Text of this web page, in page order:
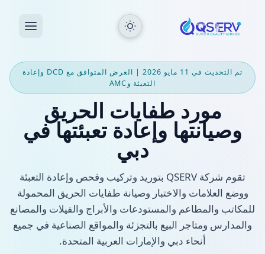
تم التحديث في 11 مايو 2026 | العرض المتوافق مع DCD وإعادة
التعبئة وAMC
مورد طفايات الحريق
وصيانتها وإعادة تعبئتها في
دبي
تقوم شركة QSERV بتوريد وتركيب وفحص وإعادة التعبئة
ووضع العلامات والاختبار وصيانة طفايات الحريق المحمولة
للمكاتب والمطاعم والمستودعات والأبراج والفيلات والمصانع
والمدارس ومتاجر البيع بالتجزئة والمواقع الصناعية في جميع
أنحاء دبي والإمارات العربية المتحدة.